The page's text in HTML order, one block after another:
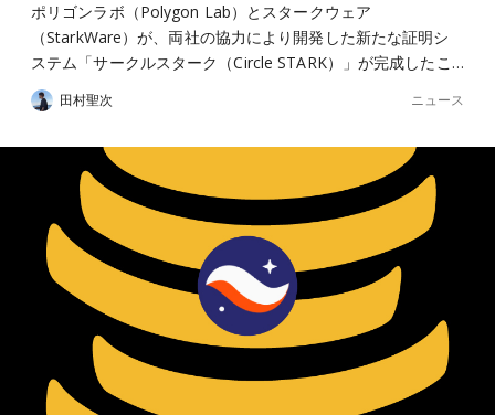
ポリゴンラボ（Polygon Lab）とスタークウェア
（StarkWare）が、両社の協力により開発した新たな証明シ
ステム「サークルスターク（Circle STARK）」が完成したこ…
田村聖次 ニュース